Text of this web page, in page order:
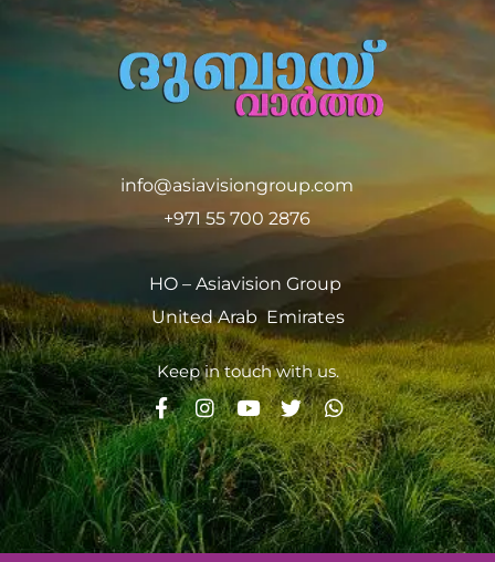
info@asiavisiongroup.com
+971 55 700 2876
HO – Asiavision Group
United Arab Emirates
Keep in touch with us.